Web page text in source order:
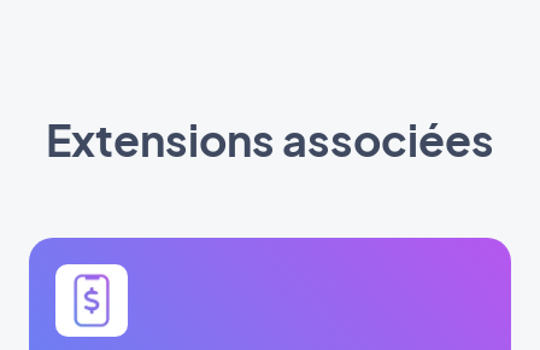
Extensions associées